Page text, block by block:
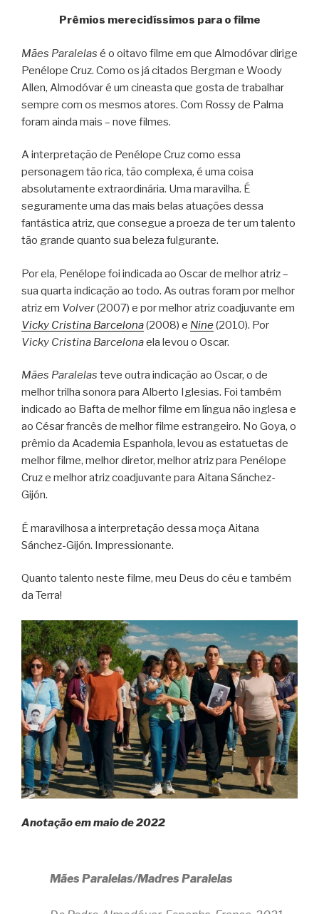
Prêmios merecidíssimos para o filme
Mães Paralelas é o oitavo filme em que Almodóvar dirige
Penélope Cruz. Como os já citados Bergman e Woody
Allen, Almodóvar é um cineasta que gosta de trabalhar
sempre com os mesmos atores. Com Rossy de Palma
foram ainda mais – nove filmes.
A interpretação de Penélope Cruz como essa
personagem tão rica, tão complexa, é uma coisa
absolutamente extraordinária. Uma maravilha. É
seguramente uma das mais belas atuações dessa
fantástica atriz, que consegue a proeza de ter um talento
tão grande quanto sua beleza fulgurante.
Por ela, Penélope foi indicada ao Oscar de melhor atriz –
sua quarta indicação ao todo. As outras foram por melhor
atriz em Volver(2007) e por melhor atriz coadjuvante em
Vicky Cristina Barcelona(2008) e Nine(2010). Por
Vicky Cristina Barcelonaela levou o Oscar.
Mães Paralelas teve outra indicação ao Oscar, o de
melhor trilha sonora para Alberto Iglesias. Foi também
indicado ao Bafta de melhor filme em língua não inglesa e
ao César francês de melhor filme estrangeiro. No Goya, o
prêmio da Academia Espanhola, levou as estatuetas de
melhor filme, melhor diretor, melhor atriz para Penélope
Cruz e melhor atriz coadjuvante para Aitana Sánchez-
Gijón.
É maravilhosa a interpretação dessa moça Aitana
Sánchez-Gijón. Impressionante.
Quanto talento neste filme, meu Deus do céu e também
da Terra!
Anotação em maio de 2022
Mães Paralelas/Madres Paralelas